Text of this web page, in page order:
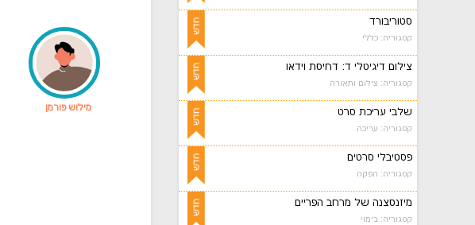
סטוריבורד
קטגוריה: כללי
צילום דיגיטלי ד: דחיסת וידאו
קטגוריה: צילום ותאורה
שלבי עריכת סרט
קטגוריה: עריכה
פסטיבלי סרטים
קטגוריה: הפקה
מיזנסצנה של מרחב הפריים
קטגוריה: בימוי
מילוש פורמן